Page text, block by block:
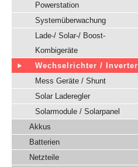
Powerstation
Systemüberwachung
Lade-/ Solar-/ Boost-
Kombigeräte
Wechselrichter / Inverter
Mess Geräte / Shunt
Solar Laderegler
Solarmodule / Solarpanel
Akkus
Batterien
Netzteile